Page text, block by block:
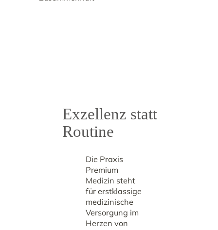
Exzellenz statt
Routine
Die Praxis
Premium
Medizin steht
für erstklassige
medizinische
Versorgung im
Herzen von